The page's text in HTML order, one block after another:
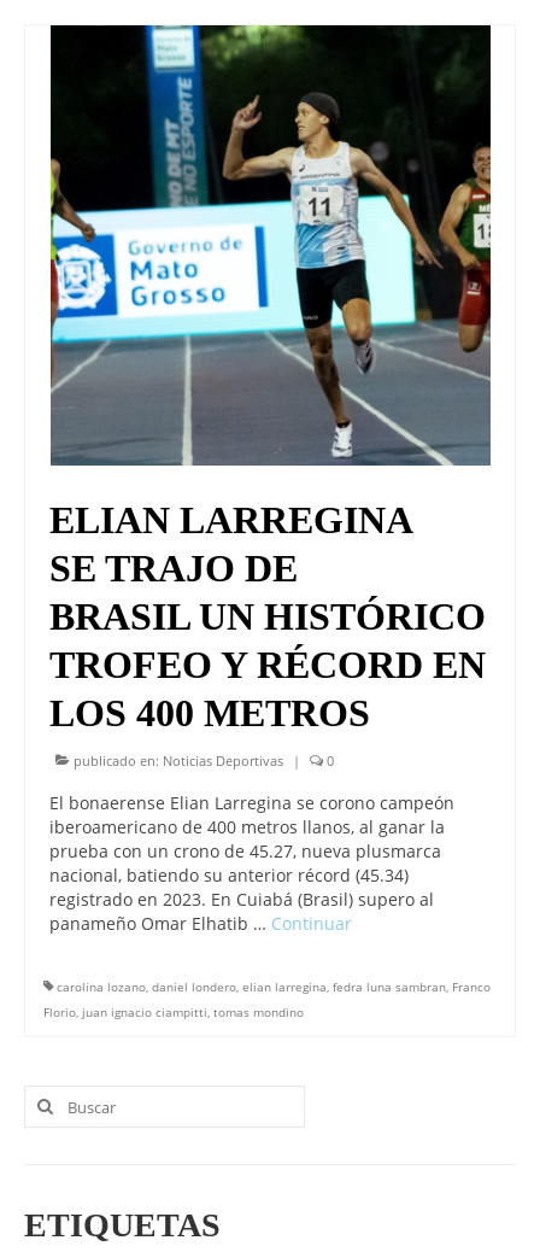
UNIVERSO CAD
NOTICIAS
CAD MEDIA
CAD FEDERAL
ELIAN LARREGINA
SE TRAJO DE
BRASIL UN HISTÓRICO
TROFEO Y RÉCORD EN
LOS 400 METROS
publicado en: Noticias Deportivas | 0
El bonaerense Elian Larregina se corono campeón
iberoamericano de 400 metros llanos, al ganar la
prueba con un crono de 45.27, nueva plusmarca
nacional, batiendo su anterior récord (45.34)
registrado en 2023. En Cuiabá (Brasil) supero al
panameño Omar Elhatib … Continuar
carolina lozano, daniel londero, elian larregina, fedra luna sambran, Franco
Florio, juan ignacio ciampitti, tomas mondino
Buscar
por:
ETIQUETAS